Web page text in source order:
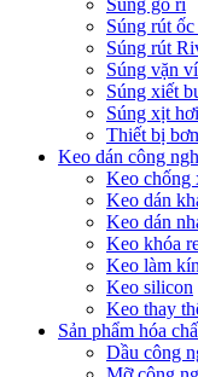
Súng gõ rỉ
Súng rút ốc
Súng rút
Súng vặn
Súng xiết
Súng xịt hơi
Thiết bị
Keo dán công
Keo chống
Keo dán
Keo dán
Keo khóa
Keo làm
Keo silicon
Keo thay
Sản phẩm hóa
Dầu công